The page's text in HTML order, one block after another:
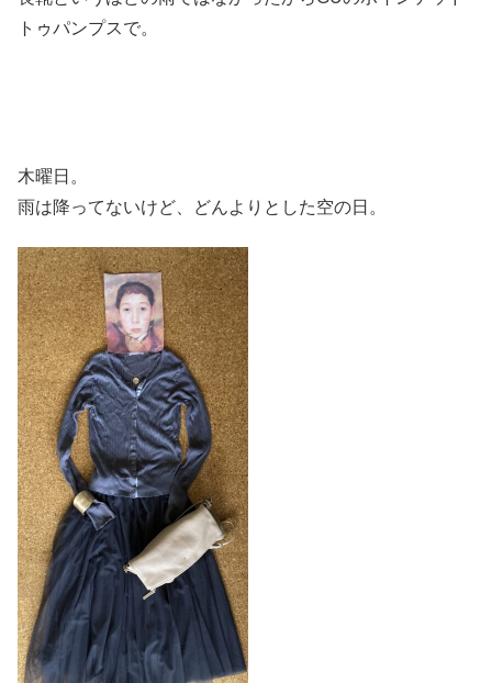
トゥパンプスで。
木曜日。
雨は降ってないけど、どんよりとした空の日。